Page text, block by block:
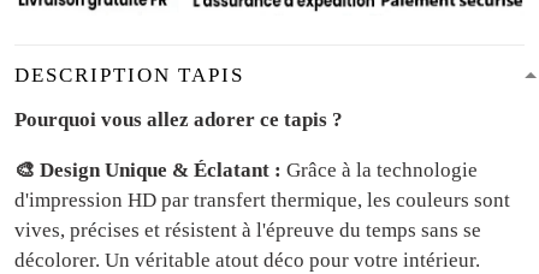
DESCRIPTION TAPIS
Pourquoi vous allez adorer ce tapis ?
🎨 Design Unique & Éclatant : Grâce à la technologie
d'impression HD par transfert thermique, les couleurs sont
vives, précises et résistent à l'épreuve du temps sans se
décolorer. Un véritable atout déco pour votre intérieur.